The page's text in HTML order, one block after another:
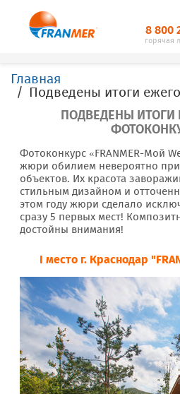
8 800
горячая
Главная
ПОДВЕДЕНЫ ИТОГИ
Фотоконкурс «FRANMER-Мой
жюри обилием невероятно
объектов. Их красота
стильным дизайном и
этом году жюри сделало
сразу 5 первых мест!
достойны внимания!
I место г. Краснодар